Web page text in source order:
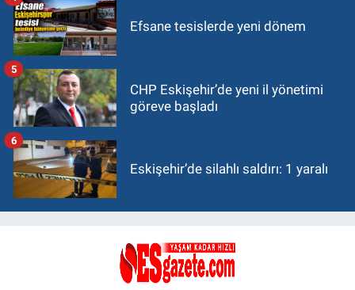
Efsane tesislerde yeni dönem
CHP Eskişehir’de yeni il yönetimi
göreve başladı
5
Eskişehir’de silahlı saldırı: 1 yaralı
6